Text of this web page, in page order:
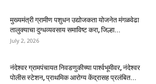
मुख्यमंत्री ग्रामीण पशुधन उद्योजकता योजनेत मंगळवेढा
तालुक्याचा दुग्धव्यवसाय समाविष्ट करा, जिल्हा...
July 2, 2026
नंदेश्वर ग्रामपंचायत निवडणुकीच्या पार्श्वभूमीवर, नंदेश्वर
पोलीस स्टेशन, प्राथमिक आरोग्य केंद्रासह प्रलंबित...